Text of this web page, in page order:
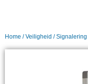
Home /Veiligheid /Signalering